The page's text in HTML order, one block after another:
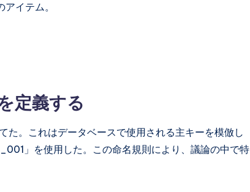
イテム。
定義する
た。これはデータベースで使用される主キーを模倣し
」を使用した。この命名規則により、議論の中で特